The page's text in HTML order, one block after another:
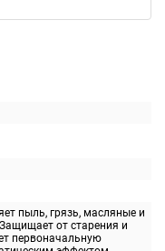
пыль, грязь, масляные и
от старения и
первоначальную